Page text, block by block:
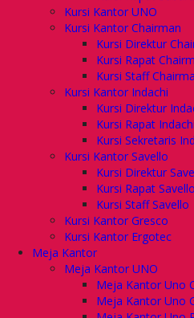
Kursi Kantor UNO
Kursi Kantor Chairman
Kursi Direktur
Kursi Rapat
Kursi Staff
Kursi Kantor Indachi
Kursi Direktur
Kursi Rapat Indachi
Kursi Sekretaris
Kursi Kantor Savello
Kursi Direktur
Kursi Rapat Savello
Kursi Staff Savello
Kursi Kantor Gresco
Kursi Kantor Ergotec
Meja Kantor
Meja Kantor UNO
Meja Kantor Uno
Meja Kantor Uno